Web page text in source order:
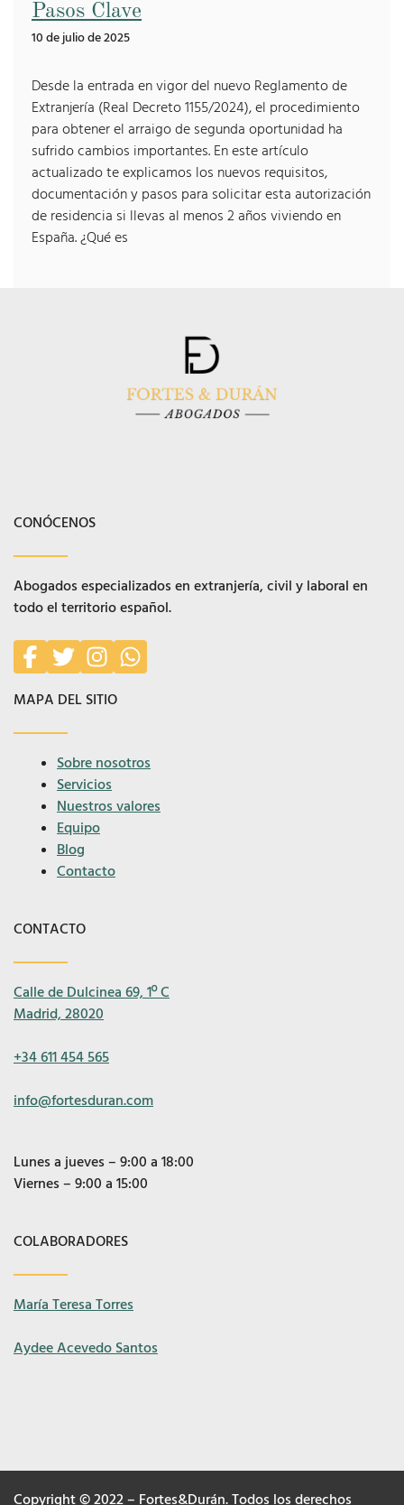
Pasos Clave
10 de julio de 2025
Desde la entrada en vigor del nuevo Reglamento de
Extranjería (Real Decreto 1155/2024), el procedimiento
para obtener el arraigo de segunda oportunidad ha
sufrido cambios importantes. En este artículo
actualizado te explicamos los nuevos requisitos,
documentación y pasos para solicitar esta autorización
de residencia si llevas al menos 2 años viviendo en
España. ¿Qué es
CONÓCENOS
Abogados especializados en extranjería, civil y laboral en
todo el territorio español.
MAPA DEL SITIO
Sobre nosotros
Servicios
Nuestros valores
Equipo
Blog
Contacto
CONTACTO
Calle de Dulcinea 69, 1º C
Madrid, 28020
+34 611 454 565
info@fortesduran.com
Lunes a jueves – 9:00 a 18:00
Viernes – 9:00 a 15:00
COLABORADORES
María Teresa Torres
Aydee Acevedo Santos
Copyright © 2022 – Fortes&Durán. Todos los derechos